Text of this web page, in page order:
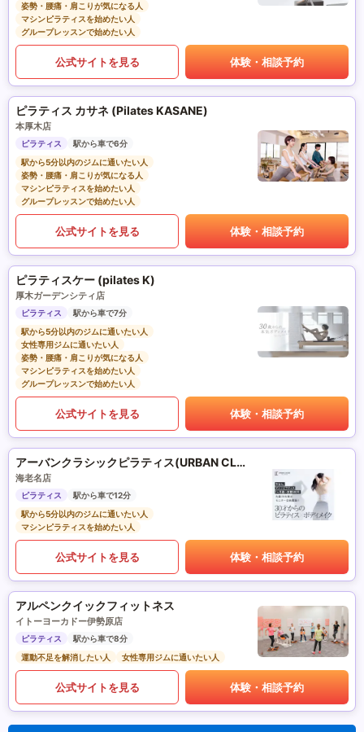
姿勢・腰痛・肩こりが気になる人
マシンピラティスを始めたい人
グループレッスンで始めたい人
公式サイトを見る 体験・相談予約
ピラティス カサネ (Pilates KASANE)
本厚木店
ピラティス
駅から車で6分
駅から5分以内のジムに通いたい人
姿勢・腰痛・肩こりが気になる人
マシンピラティスを始めたい人
グループレッスンで始めたい人
公式サイトを見る 体験・相談予約
ピラティスケー (pilates K)
厚木ガーデンシティ店
ピラティス
駅から車で7分
駅から5分以内のジムに通いたい人
女性専用ジムに通いたい人
姿勢・腰痛・肩こりが気になる人
マシンピラティスを始めたい人
グループレッスンで始めたい人
公式サイトを見る 体験・相談予約
アーバンクラシックピラティス(URBAN CLASSIC PILATES)
海老名店
ピラティス
駅から車で12分
駅から5分以内のジムに通いたい人
マシンピラティスを始めたい人
公式サイトを見る 体験・相談予約
アルペンクイックフィットネス
イトーヨーカドー伊勢原店
ピラティス
駅から車で8分
運動不足を解消したい人
女性専用ジムに通いたい人
公式サイトを見る 体験・相談予約